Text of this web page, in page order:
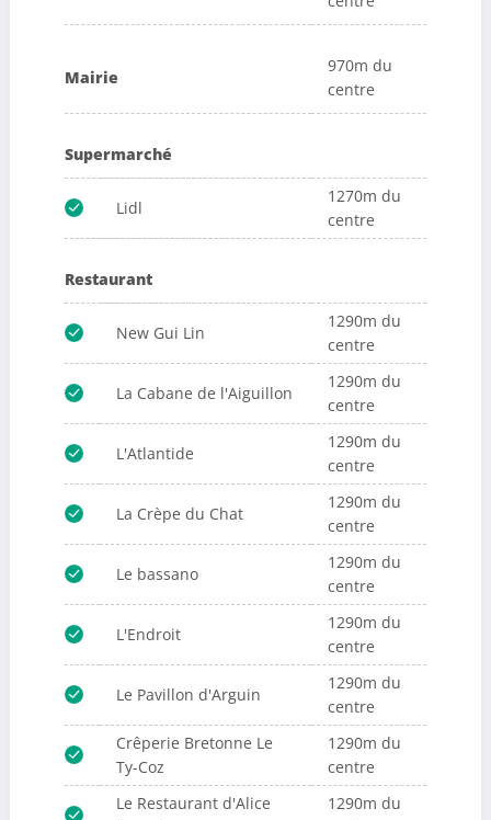
Mairie
970m du
centre
Supermarché
Lidl
1270m du
centre
Restaurant
New Gui Lin
1290m du
centre
La Cabane de l'Aiguillon
1290m du
centre
L'Atlantide
1290m du
centre
La Crèpe du Chat
1290m du
centre
Le bassano
1290m du
centre
L'Endroit
1290m du
centre
Le Pavillon d'Arguin
1290m du
centre
Crêperie Bretonne Le
Ty-Coz
1290m du
centre
Le Restaurant d'Alice
1290m du